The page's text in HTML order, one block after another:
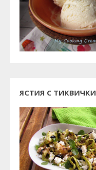
ЯСТИЯ С ТИКВИЧКИ